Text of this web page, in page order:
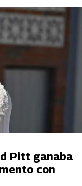
Pitt ganaba
con